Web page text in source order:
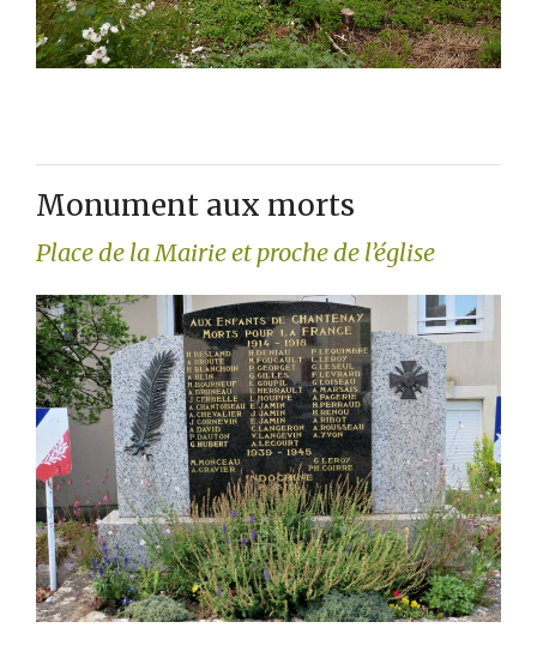
Monument aux morts
Place de la Mairie et proche de l’église